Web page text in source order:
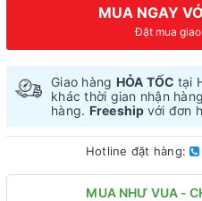
MUA NGAY
Đặt mua
Giao hàng HỎA TỐC tại
khác thời gian nhận
hàng. Freeship với đơn
Hotline đặt hàng:
MUA NHƯ VUA -